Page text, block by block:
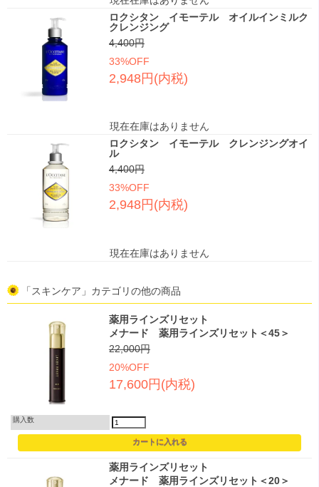
ロクシタン イモーテル オイルインミルク
クレンジング
4,400円
33%OFF
2,948円(内税)
現在在庫はありません
ロクシタン イモーテル クレンジングオイ
ル
4,400円
33%OFF
2,948円(内税)
現在在庫はありません
「スキンケア」カテゴリの他の商品
薬用ラインズリセット
メナード 薬用ラインズリセット＜45＞
22,000円
20%OFF
17,600円(内税)
購入数
薬用ラインズリセット
メナード 薬用ラインズリセット＜20＞